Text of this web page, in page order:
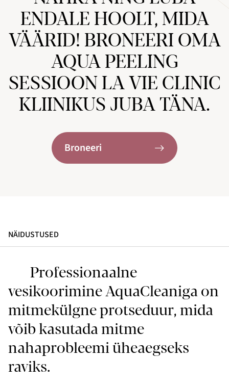
ENDALE HOOLT, MIDA
VÄÄRID! BRONEERI OMA
AQUA PEELING
SESSIOON LA VIE CLINIC
KLIINIKUS JUBA TÄNA.
Broneeri
NÄIDUSTUSED
Professionaalne
vesikoorimine AquaCleaniga on
mitmekülgne protseduur, mida
võib kasutada mitme
nahaprobleemi üheaegseks
raviks.